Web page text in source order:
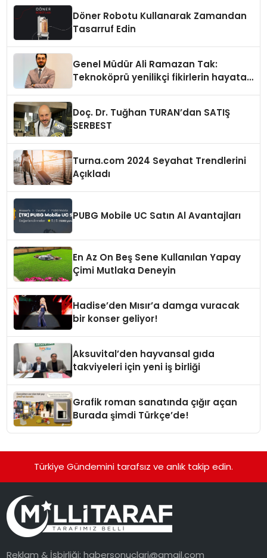
Döner Robotu Kullanarak Zamandan
Tasarruf Edin
Genel Müdür Ali Ramazan Tak:
Teknoköprü yenilikçi fikirlerin hayata
Doç. Dr. Tuğhan TURAN’dan SATIŞ
SERBEST
Turna.com 2024 Seyahat Trendlerini
Açıkladı
PUBG Mobile UC Satın Al Avantajları
En Az On Beş Sene Kullanılan Yapay
Çimi Mutlaka Deneyin
Hadise’den Mısır’a damga vuracak
bir konser geliyor!
Aksuvital’den hayvansal gıda
takviyeleri için yeni iş birliği
Grafik roman sanatında çığır açan
Burada şimdi Türkçe’de!
Türkiye Gündemini tarafsız ve anlık takip edin.
Reklam & İşbirliği:habersonuclari@gmail.com